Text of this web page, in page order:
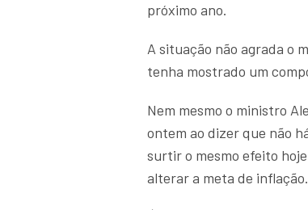
próximo ano.
A situação não agrada o
tenha mostrado um
Nem mesmo o ministro
ontem ao dizer que não
surtir o mesmo efeito
alterar a meta de inflação.